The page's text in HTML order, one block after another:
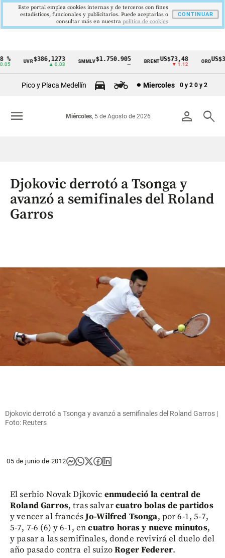
Cintillo
Colombia
UVR$386,1273
▲ 0.03
SMMLV$1.750.905 BRENTUS$73,48
▼ 1.12
ORO
Pico y Placa Medellín Miercoles 0 y 2 0 y 2
person search
Miércoles, 5 de Agosto de 2026
menu
Djokovic derrotó a Tsonga y
avanzó a semifinales del Roland
Garros
Djokovic derrotó a Tsonga y avanzó a semifinales del Roland Garros |
Foto: Reuters
05 de junio de 2012
El serbio Novak Djkovic enmudeció la central de
Roland Garros, tras salvarcuatro bolas de partidos
y vencer al francésJo-Wilfred Tsonga, por 6-1, 5-7,
5-7, 7-6 (6) y 6-1, encuatro horas y nueve minutos,
y pasar a las semifinales, donde revivirá el duelo del
año pasado contra el suizoRoger Federer.
Este portal emplea cookies internas y de terceros con fines
estadísticos, funcionales y publicitarios. Puede aceptarlas o
consultar más en nuestra politica de cookies
CONTINUAR